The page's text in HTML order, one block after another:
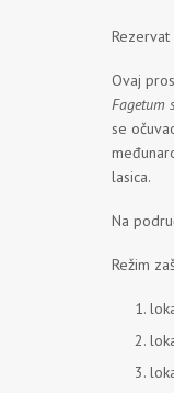
Ovaj
Fagetum
se
lasica.
Na
Režim